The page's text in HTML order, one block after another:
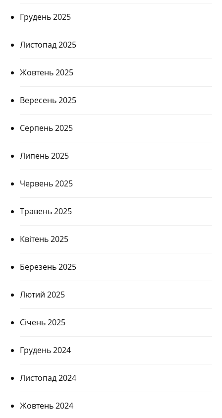
Грудень 2025
Листопад 2025
Жовтень 2025
Вересень 2025
Серпень 2025
Липень 2025
Червень 2025
Травень 2025
Квітень 2025
Березень 2025
Лютий 2025
Січень 2025
Грудень 2024
Листопад 2024
Жовтень 2024